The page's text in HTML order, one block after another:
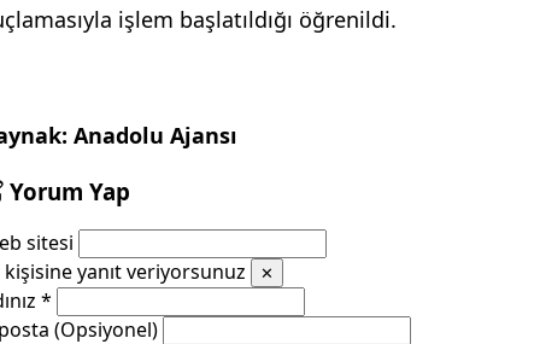
işlem başlatıldığı öğrenildi.
Anadolu Ajansı
Yorum Yap
sitesi
kişisine yanıt veriyorsunuz
✕
*
(Opsiyonel)